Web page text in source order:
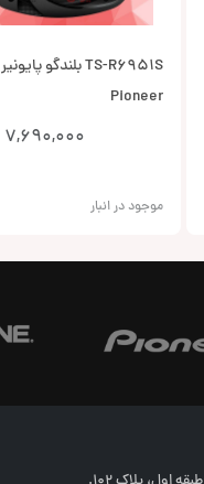
TS-R6951S بلندگو پایونیر
Pioneer
7,690,000
موجود در انبار